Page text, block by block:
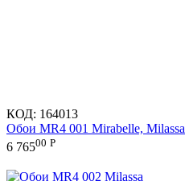
КОД: 164013
Обои MR4 001 Mirabelle, Milassa
6 76500 Р